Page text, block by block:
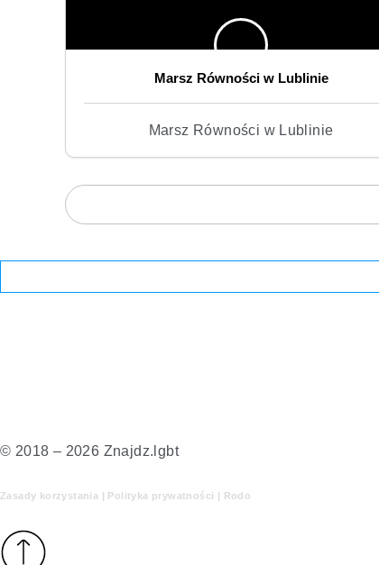
Marsz Równości w Lublinie
Marsz Równości w Lublinie
© 2018 – 2026 Znajdz.lgbt
Zasady korzystania | Polityka prywatności | Rodo